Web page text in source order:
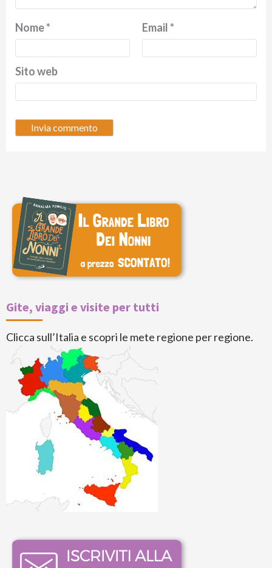
Nome* Email*
Sito web
Gite, viaggi e visite per tutti
Clicca sull’Italia e scopri le mete regione per regione.